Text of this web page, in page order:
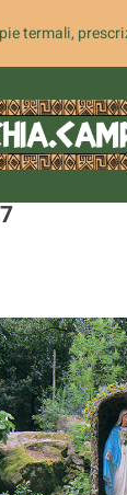
termali,
ci